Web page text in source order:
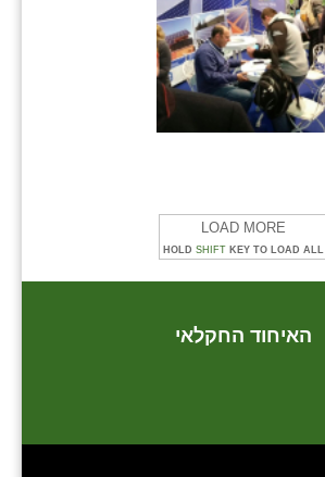
LOAD MORE
HOLD SHIFT KEY TO LOAD ALL
האיחוד החקלאי